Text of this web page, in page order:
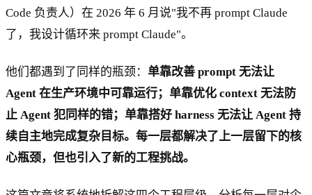
Code 负责人）在 2026 年 6 月说"我不再 prompt Claude
了，我设计循环来 prompt Claude"。
他们都遇到了同样的瓶颈： 单靠改善 prompt 无法让
Agent 在生产环境中可靠运行；单靠优化 context 无法防
止 Agent 犯同样的错；单靠搭好 harness 无法让 Agent 持
续自主地完成复杂目标。每一层都解决了上一层留下的核
心瓶颈，但也引入了新的工程挑战。